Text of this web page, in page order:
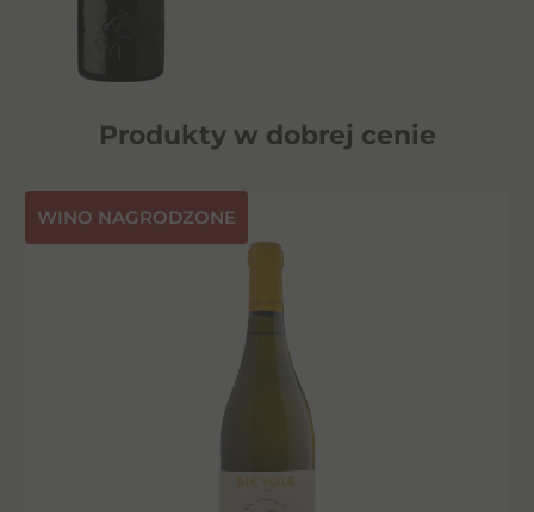
Produkty w dobrej cenie
⁠WINO NAGRODZONE